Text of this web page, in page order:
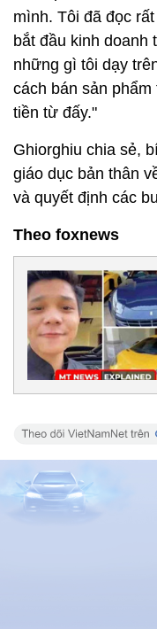
mình. Tôi đã đọc
bắt đầu kinh doanh
những gì tôi dạy
cách bán sản
tiền từ đấy."
Ghiorghiu chia sẻ,
giáo dục bản thân
và quyết định các
Theo foxnews